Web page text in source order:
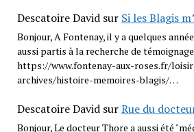
Descatoire Davidsur Si les Blagis
Bonjour, A Fontenay, il y a quelques
aussi partis à la recherche de
https://www.fontenay-aux-roses.fr/
archives/histoire-memoires-blagis/…
Descatoire DavidsurRue du
Bonjour, Le docteur Thore a aussi été